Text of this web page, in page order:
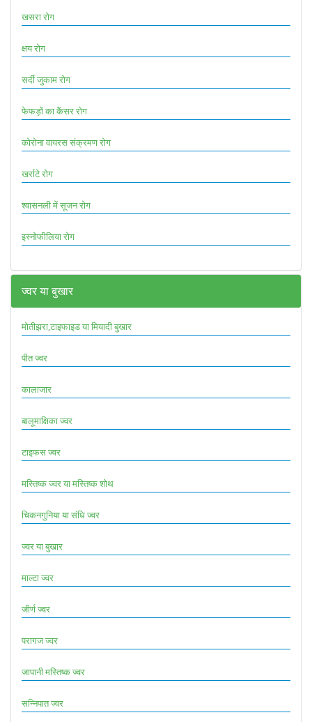
खसरा रोग
क्षय रोग
सर्दी जुकाम रोग
फेफड़ों का कैंसर रोग
कोरोना वायरस संक्रमण रोग
खर्राटे रोग
श्वासनली में सूजन रोग
इस्नोफीलिया रोग
ज्वर या बुखार
मोतीझरा,टाइफाइड या मियादी बुखार
पीत ज्वर
कालाजार
बालूमाक्षिका ज्वर
टाइफस ज्वर
मस्तिष्क ज्वर या मस्तिष्क शोथ
चिकनगुनिया या संधि ज्वर
ज्वर या बुखार
माल्टा ज्वर
जीर्ण ज्वर
परागज ज्वर
जापानी मस्तिष्क ज्वर
सन्निपात ज्वर